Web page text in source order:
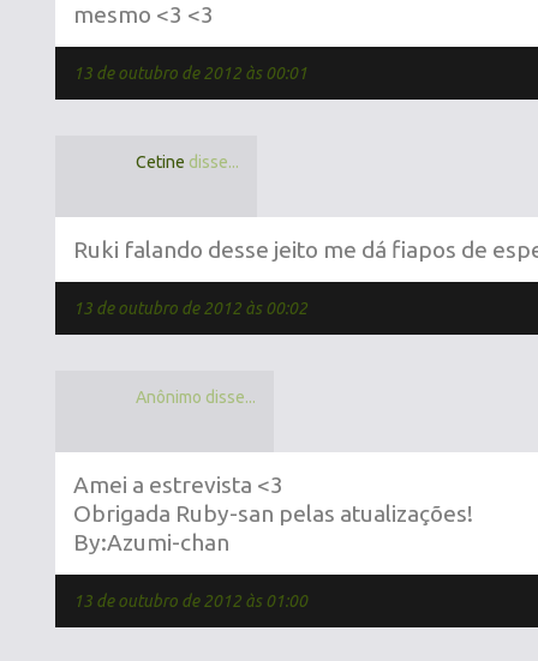
mesmo <3 <3
13 de outubro de 2012 às 00:01
Cetine disse...
Ruki falando desse jeito me dá fiapos de
13 de outubro de 2012 às 00:02
Anônimo disse...
Amei a estrevista <3
Obrigada Ruby-san pelas atualizações!
By:Azumi-chan
13 de outubro de 2012 às 01:00